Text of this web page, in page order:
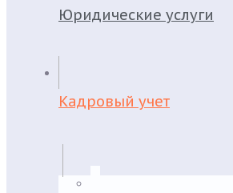
Юридические услуги
Кадровый учет